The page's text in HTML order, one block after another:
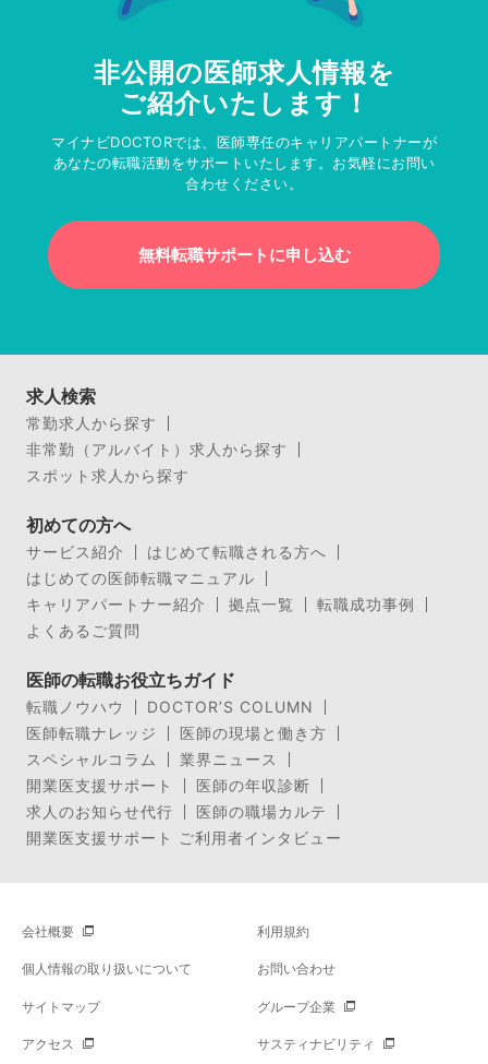
非公開の医師求人情報を
ご紹介いたします！
マイナビDOCTORでは、医師専任のキャリアパートナーが
あなたの転職活動をサポートいたします。お気軽にお問い
合わせください。
無料転職サポートに申し込む
求人検索
常勤求人から探す
非常勤（アルバイト）求人から探す
スポット求人から探す
初めての方へ
サービス紹介
はじめて転職される方へ
はじめての医師転職マニュアル
キャリアパートナー紹介
拠点一覧
転職成功事例
よくあるご質問
医師の転職お役立ちガイド
転職ノウハウ
DOCTOR’S COLUMN
医師転職ナレッジ
医師の現場と働き方
スペシャルコラム
業界ニュース
開業医支援サポート
医師の年収診断
求人のお知らせ代行
医師の職場カルテ
開業医支援サポート ご利用者インタビュー
会社概要 利用規約
個人情報の取り扱いについて お問い合わせ
サイトマップ グループ企業
アクセス サスティナビリティ